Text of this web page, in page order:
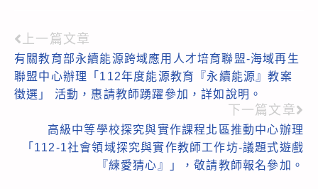
Read
more
articles
上一篇文章
有關教育部永續能源跨域應用人才培育聯盟-海域再生
聯盟中心辦理「112年度能源教育『永續能源』教案
徵選」 活動，惠請教師踴躍參加，詳如說明。
下一篇文章
高級中等學校探究與實作課程北區推動中心辦理
「112-1社會領域探究與實作教師工作坊-議題式遊戲
『練愛猜心』」，敬請教師報名參加。